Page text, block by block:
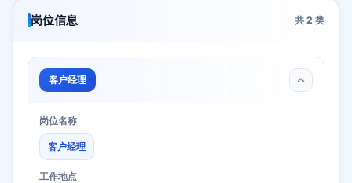
岗位信息 共 2 类
客户经理
岗位名称
客户经理
工作地点